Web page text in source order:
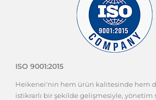
ISO 9001:2015
Heikenei'nin hem ürün kalitesinde hem
istikrarlı bir şekilde gelişmesiyle, yönetim